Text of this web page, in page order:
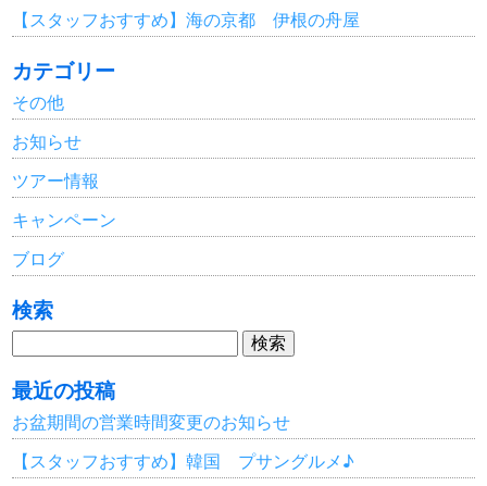
【スタッフおすすめ】海の京都 伊根の舟屋
カテゴリー
その他
お知らせ
ツアー情報
キャンペーン
ブログ
検索
検
索:
最近の投稿
お盆期間の営業時間変更のお知らせ
【スタッフおすすめ】韓国 プサングルメ♪